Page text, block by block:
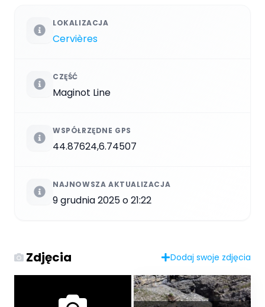
LOKALIZACJA
Cervières
CZĘŚĆ
Maginot Line
WSPÓŁRZĘDNE GPS
44.87624,6.74507
NAJNOWSZA AKTUALIZACJA
9 grudnia 2025 o 21:22
Zdjęcia Dodaj swoje zdjęcia